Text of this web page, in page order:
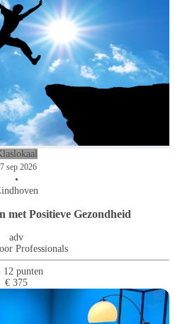
sep 2026
•
met Positieve Gezondheid
adv
Professionals
12 punten
€ 375